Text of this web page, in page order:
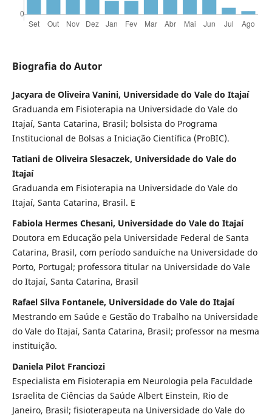
Biografia do Autor
Jacyara de Oliveira Vanini, Universidade do Vale do Itajaí
Graduanda em Fisioterapia na Universidade do Vale do
Itajaí, Santa Catarina, Brasil; bolsista do Programa
Institucional de Bolsas a Iniciação Científica (ProBIC).
Tatiani de Oliveira Slesaczek, Universidade do Vale do
Itajaí
Graduanda em Fisioterapia na Universidade do Vale do
Itajaí, Santa Catarina, Brasil. E
Fabiola Hermes Chesani, Universidade do Vale do Itajaí
Doutora em Educação pela Universidade Federal de Santa
Catarina, Brasil, com período sanduíche na Universidade do
Porto, Portugal; professora titular na Universidade do Vale
do Itajaí, Santa Catarina, Brasil
Rafael Silva Fontanele, Universidade do Vale do Itajaí
Mestrando em Saúde e Gestão do Trabalho na Universidade
do Vale do Itajaí, Santa Catarina, Brasil; professor na mesma
instituição.
Daniela Pilot Franciozi
Especialista em Fisioterapia em Neurologia pela Faculdade
Israelita de Ciências da Saúde Albert Einstein, Rio de
Janeiro, Brasil; fisioterapeuta na Universidade do Vale do